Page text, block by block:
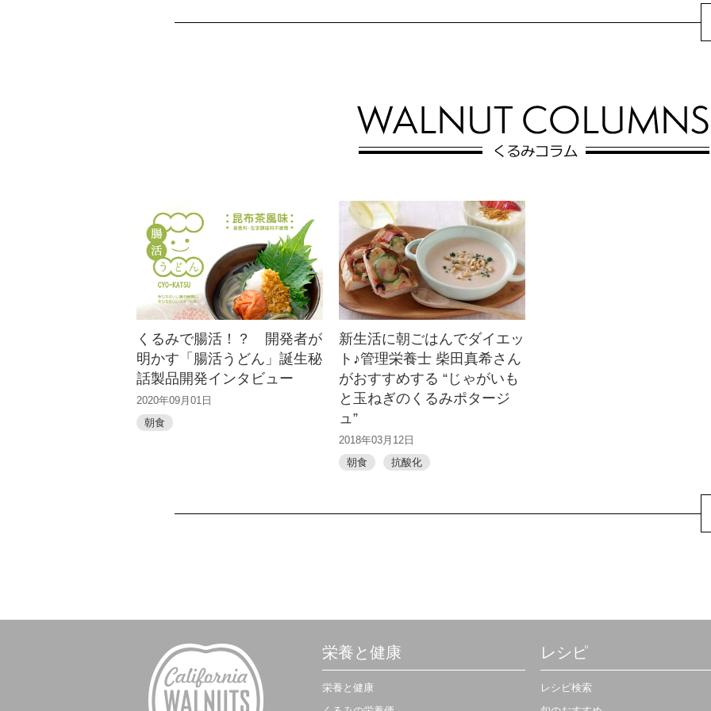
ンズサラダのタコス
ッシングでマリネ...
にアレンジ。ロー...
くるみで腸活！？ 開発者が
明かす「腸活うどん」誕生秘
話製品開発インタビュー
2020年09月01日
朝食
新生活に朝ごはんでダイエッ
ト♪管理栄養士 柴田真希さん
がおすすめする “じゃがいも
と玉ねぎのくるみポタージ
ュ”
2018年03月12日
朝食
抗酸化
栄養と健康
栄養と健康
レシピ
レシピ検索